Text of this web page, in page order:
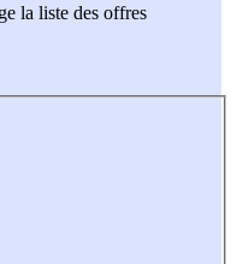
la liste des offres